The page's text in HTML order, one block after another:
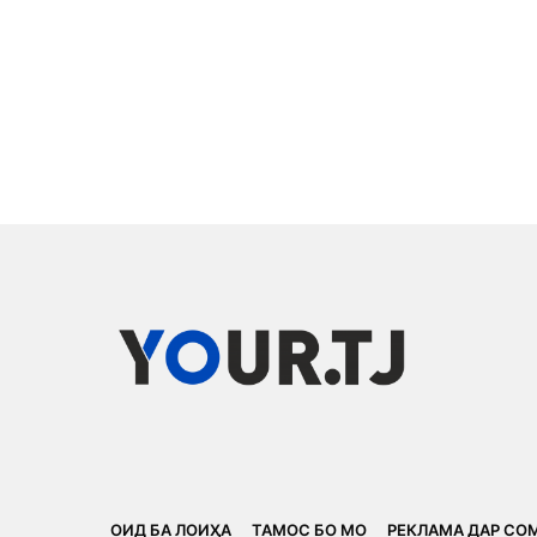
ОИД БА ЛОИҲА ТАМОС БО МО РЕКЛАМА ДАР